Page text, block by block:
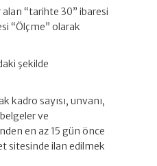
“tarihte 30” ibaresi
“Ölçme” olarak
şekilde
kadro sayısı, unvanı,
ve
en az 15 gün önce
sitesinde ilan edilmek